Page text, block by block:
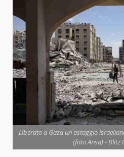
Liberato a Gaza un ostaggio
(foto Ansa) - Blitz